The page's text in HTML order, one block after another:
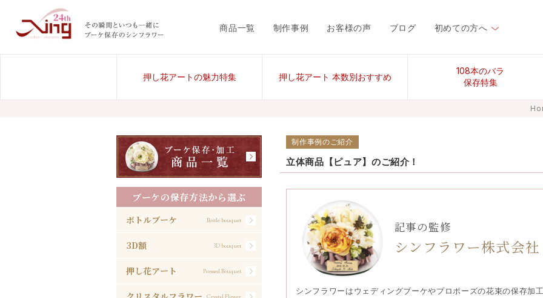
商品一覧 制作事例 お客様の声 ブログ 初めての方へ
押し花アートの魅力特集 押し花アート 本数別おすすめ
108本のバラ
保存特集
制作事例のご紹介
立体商品【ピュア】のご紹介！
記事の監修
シンフラワー株式会社
シンフラワーはウェディングブーケやプロポーズの花束の保存加
ブーケの保存方法から選ぶ
ボトルブーケ Bottle bouquet
3D額 3D bouquet
押し花アート Pressed Bouquet
Crystal Flower